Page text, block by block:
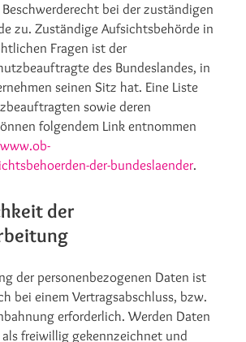
bei der zuständigen
zu. Zuständige Aufsichtsbehörde in
Fragen ist der
des Bundeslandes, in
seinen Sitz hat. Eine Liste
sowie deren
folgendem Link entnommen
der-bundeslaender.
der
der personenbezogenen Daten ist
bei einem Vertragsabschluss, bzw.
erforderlich. Werden Daten
freiwillig gekennzeichnet und